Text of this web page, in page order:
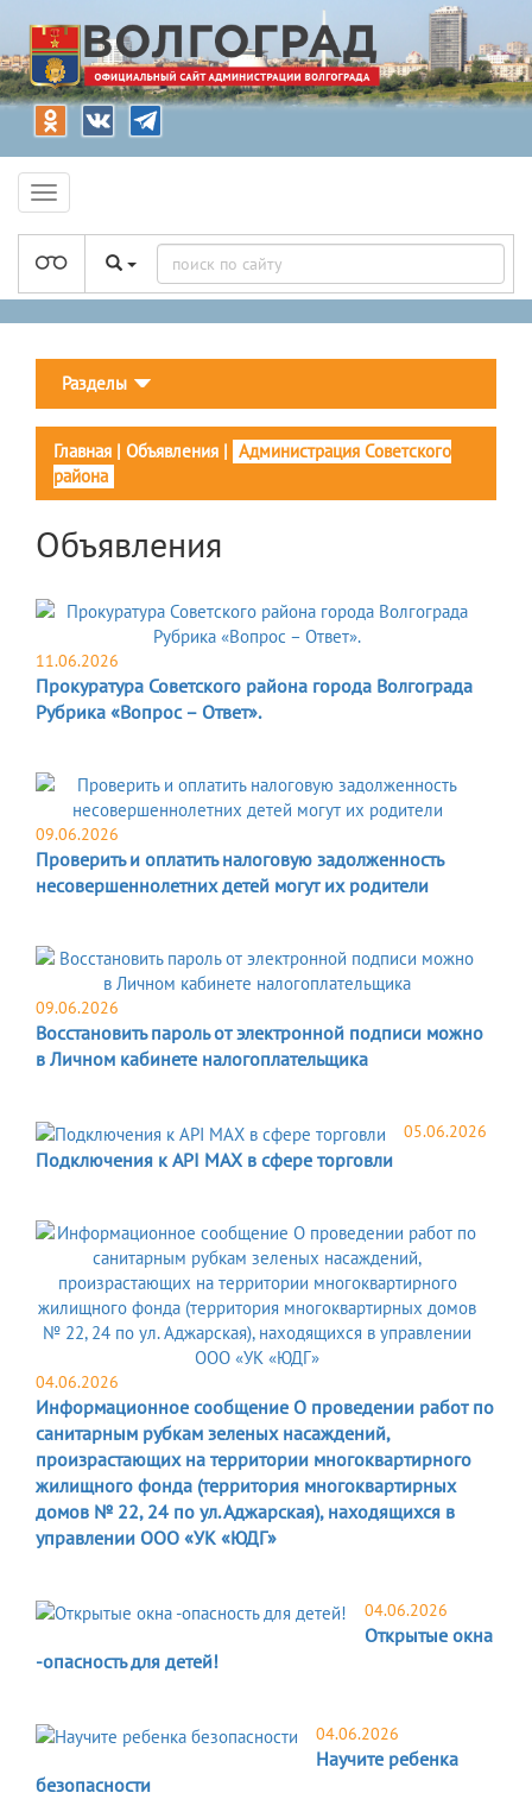
Разделы
Главная | Объявления | Администрация Советского
района
Объявления
11.06.2026
Прокуратура Советского района города Волгограда
Рубрика «Вопрос – Ответ».
09.06.2026
Проверить и оплатить налоговую задолженность
несовершеннолетних детей могут их родители
09.06.2026
Восстановить пароль от электронной подписи можно
в Личном кабинете налогоплательщика
05.06.2026
Подключения к API MAX в сфере торговли
04.06.2026
Информационное сообщение О проведении работ по
санитарным рубкам зеленых насаждений,
произрастающих на территории многоквартирного
жилищного фонда (территория многоквартирных
домов № 22, 24 по ул. Аджарская), находящихся в
управлении ООО «УК «ЮДГ»
04.06.2026
Открытые окна
-опасность для детей!
04.06.2026
Научите ребенка
безопасности